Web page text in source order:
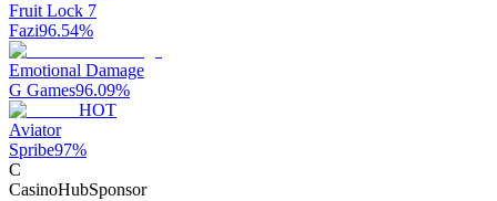
Fruit Lock 7
Fazi96.54%
Emotional Damage
G Games96.09%
HOT
Aviator
Spribe97%
C
CasinoHubSponsor